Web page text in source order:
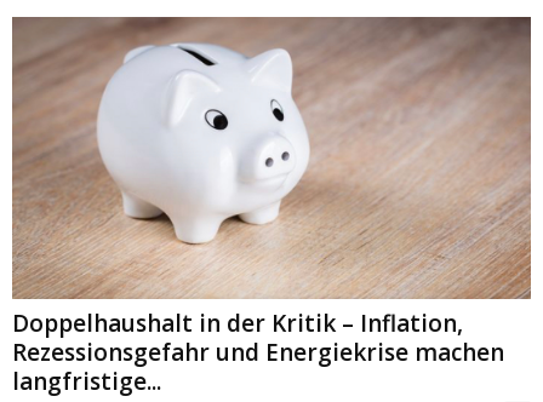
Doppelhaushalt in der Kritik – Inflation,
Rezessionsgefahr und Energiekrise machen
langfristige...